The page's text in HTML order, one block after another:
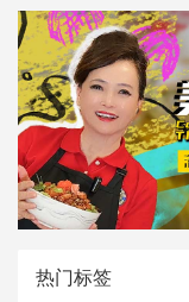
热门标签